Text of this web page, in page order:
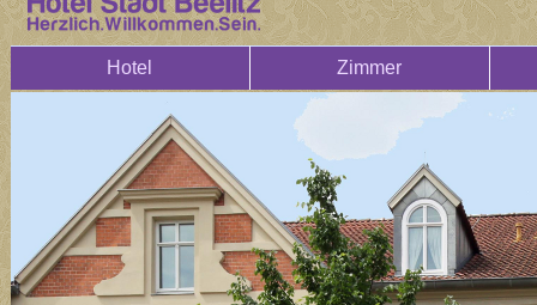
Hotel Zimmer